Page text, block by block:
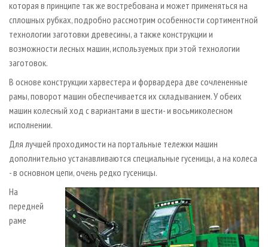
которая в принципе так же востребована и может применяться на
сплошных рубках, подробно рассмотрим особенности сортиментной
технологии заготовки древесины, а также конструкции и
возможности лесных машин, используемых при этой технологии
заготовок.
В основе конструкции харвестера и форвардера две сочлененные
рамы, поворот машин обеспечивается их складыванием. У обеих
машин колесный ход с вариантами в шести­- и восьмиколесном
исполнении.
Для лучшей проходимости на портальные тележки машин
дополнительно устанавливаются специальные гусеницы, а на колеса
- в основном цепи, очень редко гусеницы.
На
передней
раме